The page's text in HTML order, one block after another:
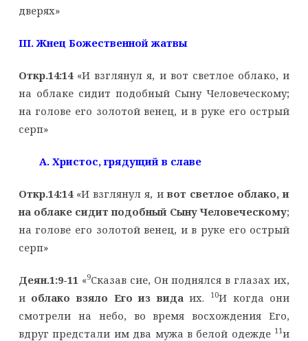
дверях»
III. Жнец Божественной жатвы
Откр.14:14«И взглянул я, и вот светлое облако, и
на облаке сидит подобный Сыну Человеческому;
на голове его золотой венец, и в руке его острый
серп»
A. Христос, грядущий в славе
Откр.14:14«И взглянул я, ивот светлое облако, и
на облаке сидит подобный Сыну Человеческому;
на голове его золотой венец, и в руке его острый
серп»
Деян.1:9-11 «9Сказав сие, Он поднялся в глазах их,
и облако взяло Его из вида их. 10И когда они
смотрели на небо, во время восхождения Его,
вдруг предстали им два мужа в белой одежде 11и